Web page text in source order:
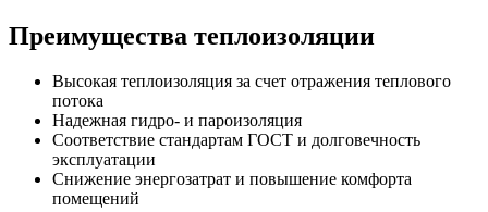
Преимущества теплоизоляции
Высокая теплоизоляция за счет отражения теплового
потока
Надежная гидро- и пароизоляция
Соответствие стандартам ГОСТ и долговечность
эксплуатации
Снижение энергозатрат и повышение комфорта
помещений